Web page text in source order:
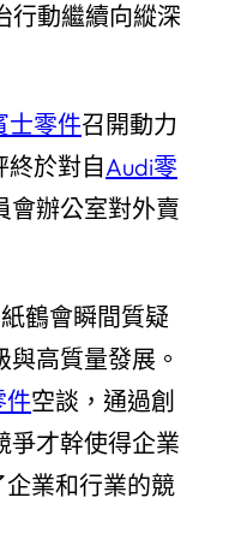
行動繼續向縱深
士零件召開動力
於對自Audi零
會辦公室對外賣
鶴會瞬間質疑
高質量發展。
件空談，通過創
爭才幹使得企業
業和行業的競